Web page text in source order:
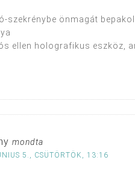
szekrénybe önmagát
ellen holografikus eszköz,
mondta
5., CSÜTÖRTÖK, 13:16